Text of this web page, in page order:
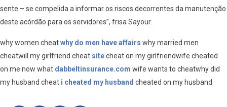
sente – se compelida a informar os riscos decorrentes da manutenção
deste acórdão para os servidores”, frisa Sayour.
why women cheatwhy do men have affairs why married men
cheatwill my girlfriend cheat sitecheat on my girlfriendwife cheated
on me now what dabbeltinsurance.com wife wants to cheatwhy did
my husband cheat i cheated my husband cheated on my husband